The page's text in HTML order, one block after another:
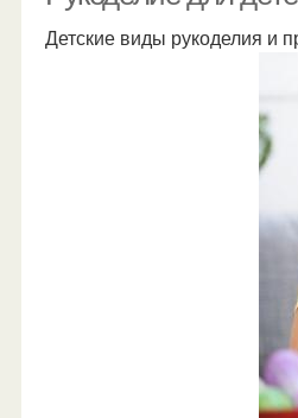
Детские виды рукоделия и